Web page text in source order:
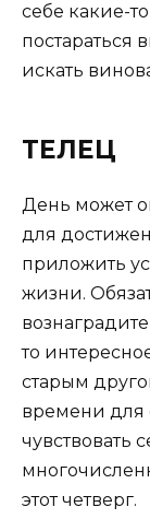
себе какие-
постараться
искать
ТЕЛЕЦ
День может
для
приложить
жизни.
то
старым
времени для
чувствовать
этот четверг.